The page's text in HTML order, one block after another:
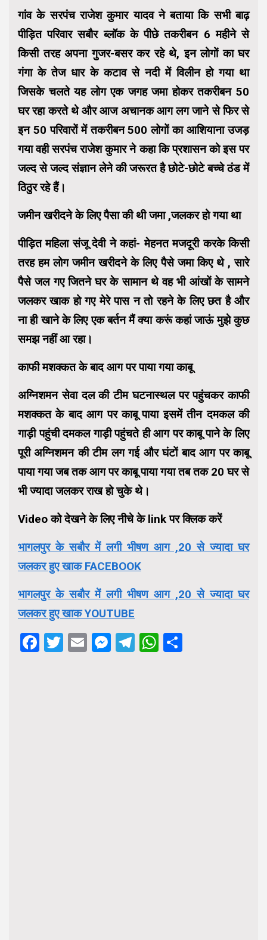
गांव के सरपंच राजेश कुमार यादव ने बताया कि सभी बाढ़
पीड़ित परिवार सबौर ब्लॉक के पीछे तकरीबन 6 महीने से
किसी तरह अपना गुजर-बसर कर रहे थे, इन लोगों का घर
गंगा के तेज धार के कटाव से नदी में विलीन हो गया था
जिसके चलते यह लोग एक जगह जमा होकर तकरीबन 50
घर रहा करते थे और आज अचानक आग लग जाने से फिर से
इन 50 परिवारों में तकरीबन 500 लोगों का आशियाना उजड़
गया वही सरपंच राजेश कुमार ने कहा कि प्रशासन को इस पर
जल्द से जल्द संज्ञान लेने की जरूरत है छोटे-छोटे बच्चे ठंड में
ठिठुर रहे हैं।
जमीन खरीदने के लिए पैसा की थी जमा ,जलकर हो गया था
पीड़ित महिला संजू देवी ने कहां- मेहनत मजदूरी करके किसी
तरह हम लोग जमीन खरीदने के लिए पैसे जमा किए थे , सारे
पैसे जल गए जितने घर के सामान थे वह भी आंखों के सामने
जलकर खाक हो गए मेरे पास न तो रहने के लिए छत है और
ना ही खाने के लिए एक बर्तन मैं क्या करूं कहां जाऊं मुझे कुछ
समझ नहीं आ रहा।
काफी मशक्कत के बाद आग पर पाया गया काबू
अग्निशमन सेवा दल की टीम घटनास्थल पर पहुंचकर काफी
मशक्कत के बाद आग पर काबू पाया इसमें तीन दमकल की
गाड़ी पहुंची दमकल गाड़ी पहुंचते ही आग पर काबू पाने के लिए
पूरी अग्निशमन की टीम लग गई और घंटों बाद आग पर काबू
पाया गया जब तक आग पर काबू पाया गया तब तक 20 घर से
भी ज्यादा जलकर राख हो चुके थे।
Video को देखने के लिए नीचे के link पर क्लिक करें
भागलपुर के सबौर में लगी भीषण आग ,20 से ज्यादा घर
जलकर हुए खाक FACEBOOK
भागलपुर के सबौर में लगी भीषण आग ,20 से ज्यादा घर
जलकर हुए खाक YOUTUBE
Facebook
Twitter
EmailMessenger
Telegram
WhatsApp